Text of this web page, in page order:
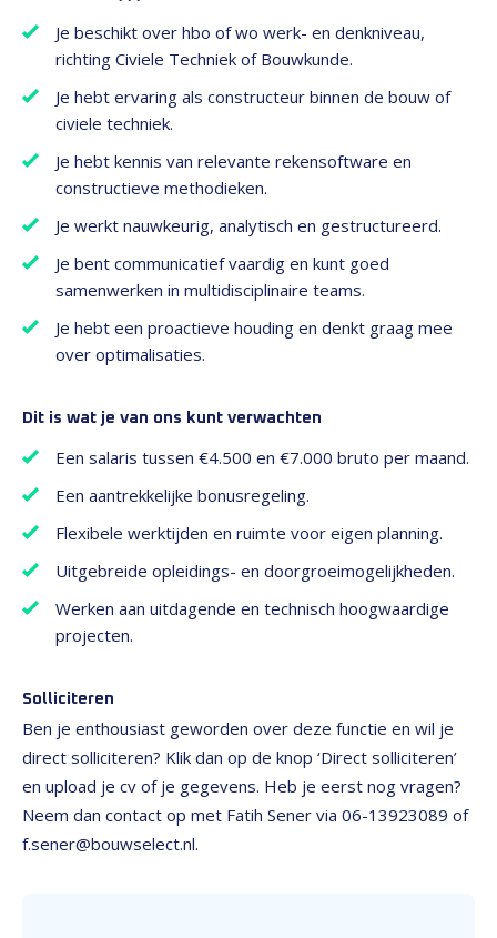
Je beschikt over hbo of wo werk- en denkniveau,
richting Civiele Techniek of Bouwkunde.
Je hebt ervaring als constructeur binnen de bouw of
civiele techniek.
Je hebt kennis van relevante rekensoftware en
constructieve methodieken.
Je werkt nauwkeurig, analytisch en gestructureerd.
Je bent communicatief vaardig en kunt goed
samenwerken in multidisciplinaire teams.
Je hebt een proactieve houding en denkt graag mee
over optimalisaties.
Dit is wat je van ons kunt verwachten
Een salaris tussen €4.500 en €7.000 bruto per maand.
Een aantrekkelijke bonusregeling.
Flexibele werktijden en ruimte voor eigen planning.
Uitgebreide opleidings- en doorgroeimogelijkheden.
Werken aan uitdagende en technisch hoogwaardige
projecten.
Solliciteren
Ben je enthousiast geworden over deze functie en wil je
direct solliciteren? Klik dan op de knop ‘Direct solliciteren’
en upload je cv of je gegevens. Heb je eerst nog vragen?
Neem dan contact op met Fatih Sener via 06-13923089 of
f.sener@bouwselect.nl.